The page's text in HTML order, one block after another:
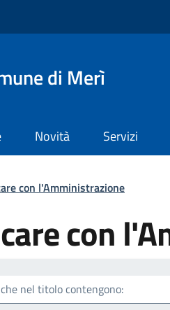
di Merì
Novità Servizi
pane
con l'Amministrazione
con
nel titolo contengono: